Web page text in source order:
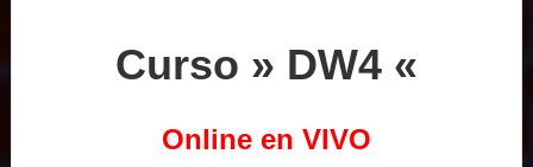
Curso » DW4 «
Online en VIVO